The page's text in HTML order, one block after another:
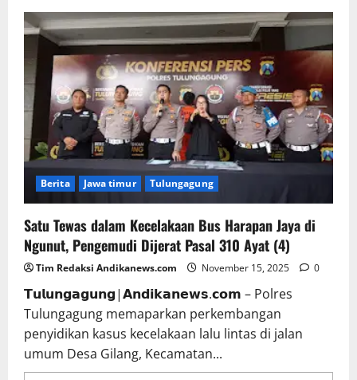
Berita Jawa timur Tulungagung
Satu Tewas dalam Kecelakaan Bus Harapan Jaya di
Ngunut, Pengemudi Dijerat Pasal 310 Ayat (4)
Tim Redaksi Andikanews.com November 15, 2025 0
𝗧𝘂𝗹𝘂𝗻𝗴𝗮𝗴𝘂𝗻𝗴|𝗔𝗻𝗱𝗶𝗸𝗮𝗻𝗲𝘄𝘀.𝗰𝗼𝗺 – Polres
Tulungagung memaparkan perkembangan
penyidikan kasus kecelakaan lalu lintas di jalan
umum Desa Gilang, Kecamatan...